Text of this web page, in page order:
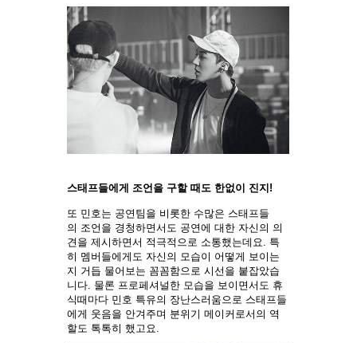
스태프들에게 조언을 구할 때도 한없이 진지!
또 민호는 공연팀을 비롯한 수많은 스태프들
의 조언을 경청하면서도 공연에 대한 자신의 의
견을 제시하면서 적극적으로 소통했는데요. 특
히 멤버들에게도 자신의 모습이 어떻게 보이는
지 거듭 물어보는 꼼꼼함으로 시선을 붙잡았습
니다. 물론 프로페셔널한 모습을 보이면서도 휴
식때마다 민호 특유의 장난스러움으로 스태프들
에게 웃음을 안겨주며 분위기 메이커로서의 역
할도 톡톡히 했고요.